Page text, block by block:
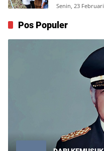
Juta per
Senin, 23
Pos Populer